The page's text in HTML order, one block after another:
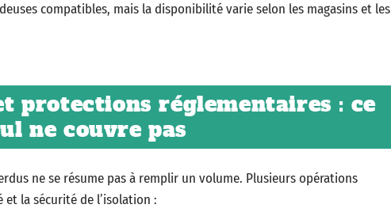
compatibles, mais la disponibilité varie selon les magasins et les
protections réglementaires : ce
ne couvre pas
ne se résume pas à remplir un volume. Plusieurs opérations
la sécurité de l’isolation :